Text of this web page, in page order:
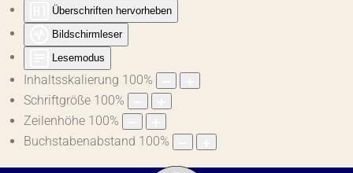
Überschriften hervorheben
Bildschirmleser
Lesemodus
Inhaltsskalierung 100%
Schriftgröße 100%
Zeilenhöhe 100%
Buchstabenabstand 100%